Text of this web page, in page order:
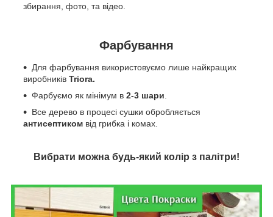
збирання, фото, та відео.
Фарбування
Для фарбування використовуємо лише найкращих
виробників Triora.
Фарбуємо як мінімум в 2-3 шари
Все дерево в процесі сушки обробляється
антисептиком від грибка і комах.
Вибрати можна будь-який колір з палітри!